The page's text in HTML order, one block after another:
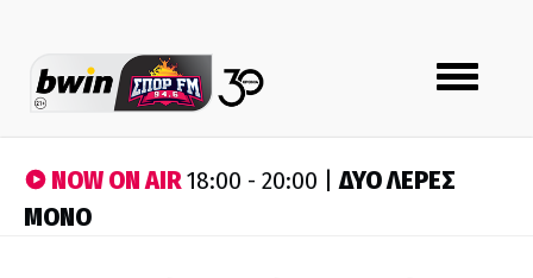
Toggle
navigation
NOW ON AIR18:00 - 20:00 |ΔΥΟ ΛΕΡΕΣ
ΜΟΝΟ